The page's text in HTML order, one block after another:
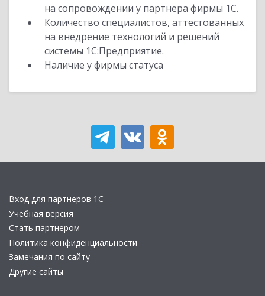
на сопровождении у партнера фирмы 1С.
Количество специалистов, аттестованных
на внедрение технологий и решений
системы 1С:Предприятие.
Наличие у фирмы статуса
Вход для партнеров 1С
Учебная версия
Стать партнером
Политика конфиденциальности
Замечания по сайту
Другие сайты